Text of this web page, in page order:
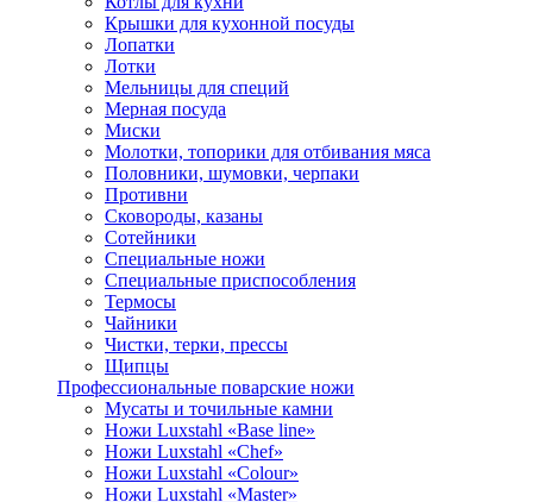
Крышки для кухонной посуды
Лопатки
Лотки
Мельницы для специй
Мерная посуда
Миски
Молотки, топорики для отбивания мяса
Половники, шумовки, черпаки
Противни
Сковороды, казаны
Сотейники
Специальные ножи
Специальные приспособления
Термосы
Чайники
Чистки, терки, прессы
Щипцы
Профессиональные поварские ножи
Мусаты и точильные камни
Ножи Luxstahl «Base line»
Ножи Luxstahl «Chef»
Ножи Luxstahl «Colour»
Ножи Luxstahl «Master»